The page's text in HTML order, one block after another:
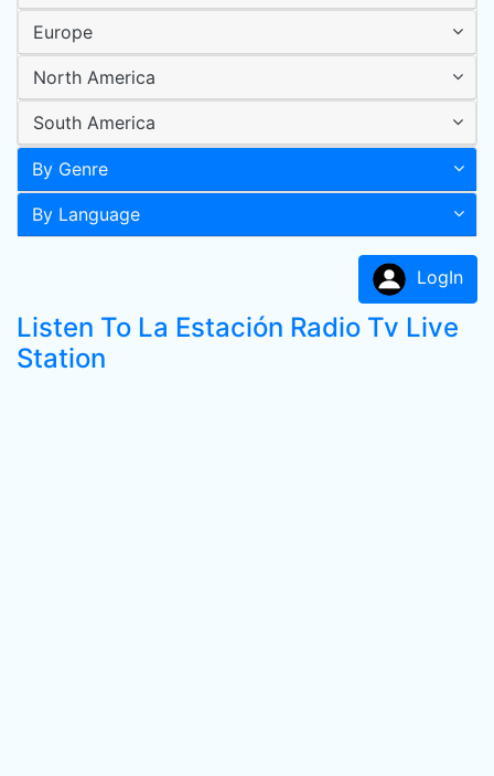
Europe
North America
South America
By Genre
By Language
LogIn
Listen To La Estación Radio Tv Live
Station